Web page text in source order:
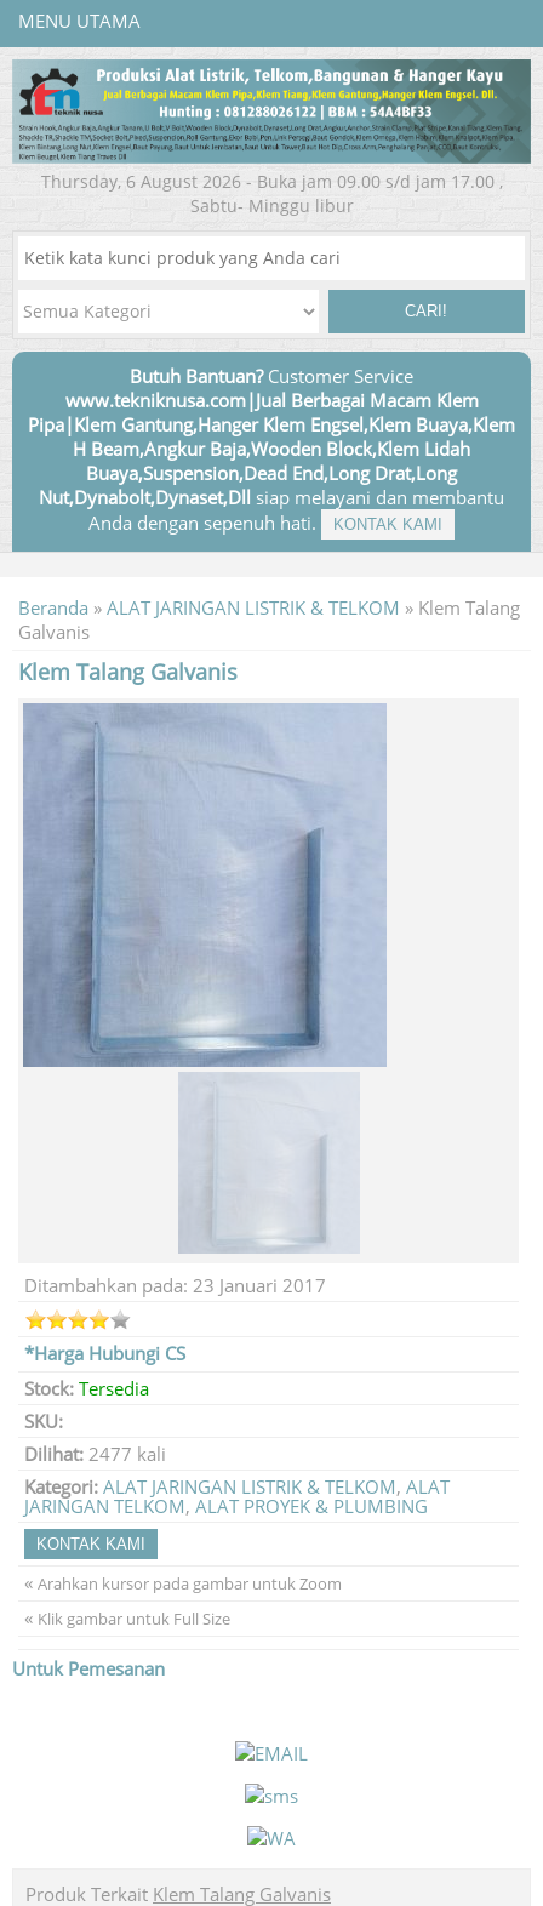
MENU UTAMA
Thursday, 6 August 2026 - Buka jam 09.00 s/d jam 17.00 ,
Sabtu- Minggu libur
CARI!
Butuh Bantuan?Customer Service
www.tekniknusa.com|Jual Berbagai Macam Klem
Pipa|Klem Gantung,Hanger Klem Engsel,Klem Buaya,Klem
H Beam,Angkur Baja,Wooden Block,Klem Lidah
Buaya,Suspension,Dead End,Long Drat,Long
Nut,Dynabolt,Dynaset,Dll siap melayani dan membantu
Anda dengan sepenuh hati.
KONTAK KAMI
Beranda » ALAT JARINGAN LISTRIK & TELKOM » Klem Talang
Galvanis
Klem Talang Galvanis
Ditambahkan pada: 23 Januari 2017
*Harga Hubungi CS
Stock: Tersedia
SKU:
Dilihat: 2477 kali
Kategori: ALAT JARINGAN LISTRIK & TELKOM, ALAT
JARINGAN TELKOM, ALAT PROYEK & PLUMBING
KONTAK KAMI
« Arahkan kursor pada gambar untuk Zoom
« Klik gambar untuk Full Size
Untuk Pemesanan
Produk Terkait Klem Talang Galvanis